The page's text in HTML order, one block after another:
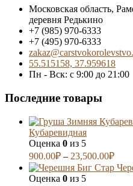
Московская область,
деревня Редькино
+7 (985) 970-6333
+7 (495) 970-6333
55.515158, 37.959618
Пн - Вск: с 9:00 до 21:00
Последние товары
Кубаревидная
Оценка 0 из 5
900.00₽ – 23,500.00₽
Оценка 0 из 5